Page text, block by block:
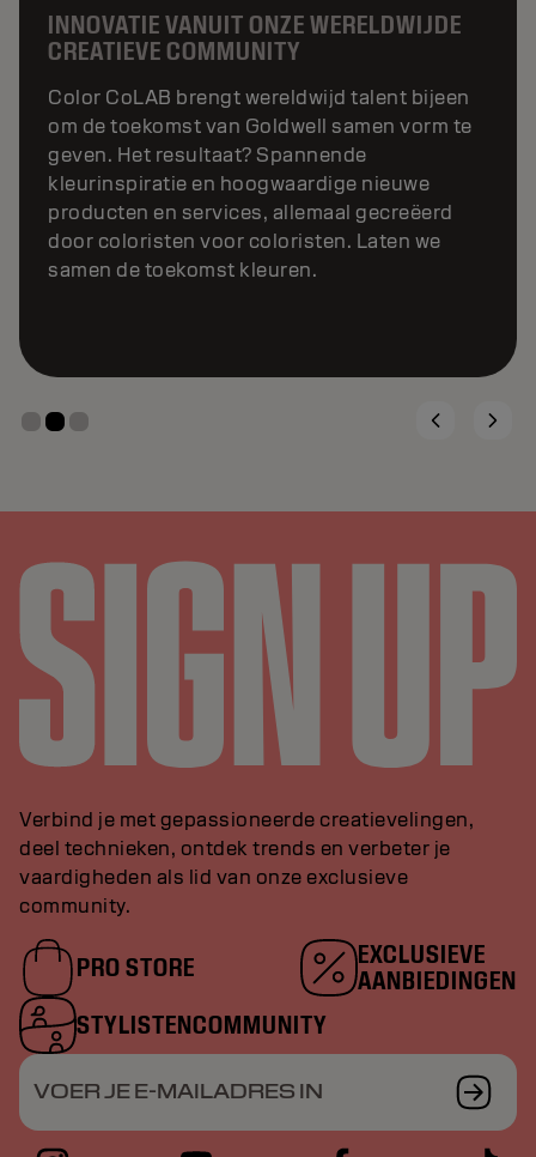
24/7 INSPIRATIE BINNEN HANDBEREIK
social media-community waar het meest
gedurfde en creatieve talent inspireert via
digitale content en gesprekken. Dit continu
evoluerende netwerk zet kunst om in
zichtbaarheid en transformeert frisse ideeën
in impactvolle content die trends bepaalt op
sociale media.
Verbind je met gepassioneerde creatievelingen,
deel technieken, ontdek trends en verbeter je
vaardigheden als lid van onze exclusieve
community.
PRO STORE
EXCLUSIEVE
AANBIEDINGEN
STYLISTENCOMMUNITY
VOER JE E-MAILADRES IN